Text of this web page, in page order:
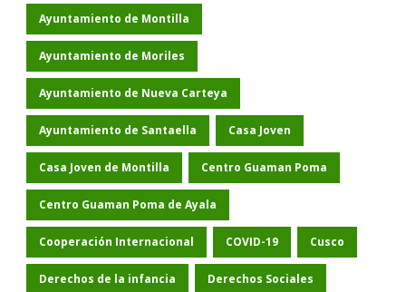
Ayuntamiento de Montilla
Ayuntamiento de Moriles
Ayuntamiento de Nueva Carteya
Ayuntamiento de Santaella Casa Joven
Casa Joven de Montilla Centro Guaman Poma
Centro Guaman Poma de Ayala
Cooperación Internacional COVID-19 Cusco
Derechos de la infancia Derechos Sociales